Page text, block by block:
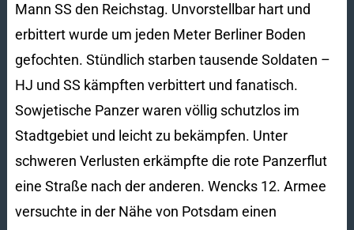
Mann SS den Reichstag. Unvorstellbar hart und
erbittert wurde um jeden Meter Berliner Boden
gefochten. Stündlich starben tausende Soldaten –
HJ und SS kämpften verbittert und fanatisch.
Sowjetische Panzer waren völlig schutzlos im
Stadtgebiet und leicht zu bekämpfen. Unter
schweren Verlusten erkämpfte die rote Panzerflut
eine Straße nach der anderen. Wencks 12. Armee
versuchte in der Nähe von Potsdam einen